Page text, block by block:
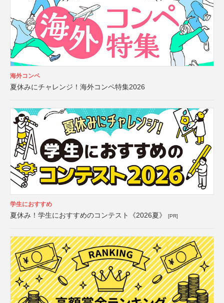
海外コンペ
夏休みにチャレンジ！海外コンペ特集2026
学生におすすめ
夏休み！学生におすすめのコンテスト《2026夏》 [PR]